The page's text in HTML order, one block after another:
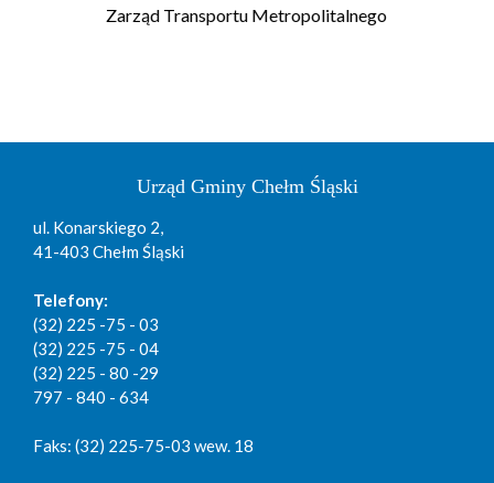
Zarząd Transportu Metropolitalnego
Urząd Gminy Chełm Śląski
ul. Konarskiego 2,
41-403 Chełm Śląski
Telefony:
(32) 225 -75 - 03
(32) 225 -75 - 04
(32) 225 - 80 -29
797 - 840 - 634
Faks: (32) 225-75-03 wew. 18